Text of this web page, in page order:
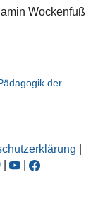
Wockenfuß
der